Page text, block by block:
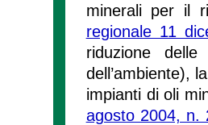
minerali per il
regionale 11
riduzione
dell’ambiente),
impianti di oli
agosto 2004, n.